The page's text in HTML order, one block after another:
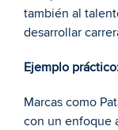
también al
desarrollar
Ejemplo
Marcas como
con un enfoque